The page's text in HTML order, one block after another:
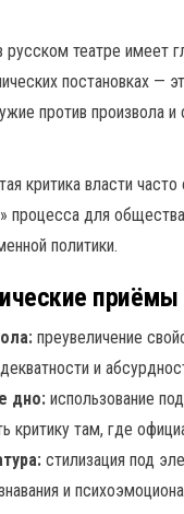
русском театре имеет
постановках
против произвола
критика власти
процесса для
политики.
приёмы
преувеличение
и
дно: использование
критику там, где
стилизация под
и